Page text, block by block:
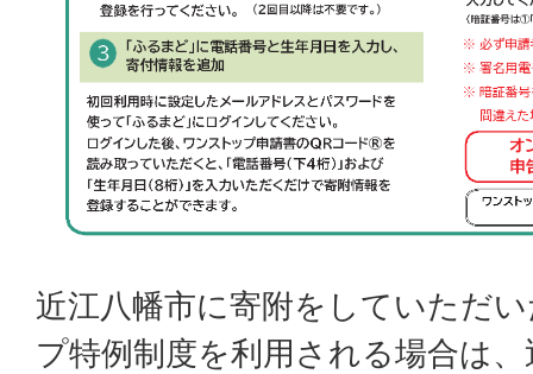
近江八幡市に寄附をしていただ
プ特例制度を利用される場合は